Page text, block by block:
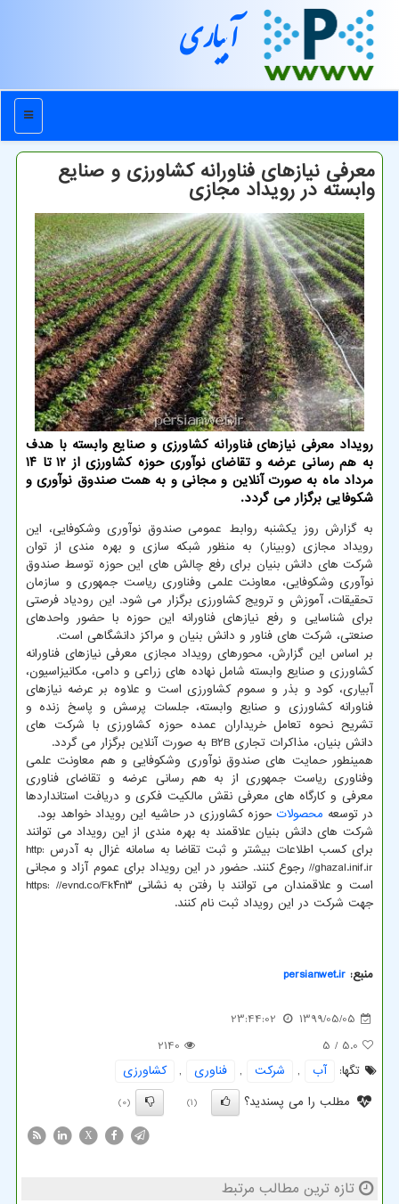
آبیاری
منو
معرفی نیازهای فناورانه كشاورزی و صنایع
وابسته در رویداد مجازی
رویداد معرفی نیازهای فناورانه كشاورزی و صنایع وابسته با هدف
به هم رسانی عرضه و تقاضای نوآوری حوزه كشاورزی از ۱۲ تا ۱۴
مرداد ماه به صورت آنلاین و مجانی و به همت صندوق نوآوری و
شكوفایی برگزار می گردد.
به گزارش روز یکشنبه روابط عمومی صندوق نوآوری وشکوفایی، این
رویداد مجازی (وبینار) به منظور شبکه سازی و بهره مندی از توان
شرکت های دانش بنیان برای رفع چالش های این حوزه توسط صندوق
نوآوری وشکوفایی، معاونت علمی وفناوری ریاست جمهوری و سازمان
تحقیقات، آموزش و ترویج کشاورزی برگزار می شود. این رودیاد فرصتی
برای شناسایی و رفع نیازهای فناورانه این حوزه با حضور واحدهای
صنعتی، شرکت های فناور و دانش بنیان و مراکز دانشگاهی است.
بر اساس این گزارش، محورهای رویداد مجازی معرفی نیازهای فناورانه
کشاورزی و صنایع وابسته شامل نهاده های زراعی و دامی، مکانیزاسیون،
آبیاری، کود و بذر و سموم کشاورزی است و علاوه بر عرضه نیازهای
فناورانه کشاورزی و صنایع وابسته، جلسات پرسش و پاسخ زنده و
تشریح نحوه تعامل خریداران عمده حوزه کشاورزی با شرکت های
دانش بنیان، مذاکرات تجاری B۲B به صورت آنلاین برگزار می گردد.
همینطور حمایت های صندوق نوآوری وشکوفایی و هم معاونت علمی
وفناوری ریاست جمهوری از به هم رسانی عرضه و تقاضای فناوری
معرفی و کارگاه های معرفی نقش مالکیت فکری و دریافت استانداردها
در توسعه محصولات حوزه کشاورزی در حاشیه این رویداد خواهد بود.
شرکت های دانش بنیان علاقمند به بهره مندی از این رویداد می توانند
برای کسب اطلاعات بیشتر و ثبت تقاضا به سامانه غزال به آدرس http:
//ghazal.inif.ir رجوع کنند. حضور در این رویداد برای عموم آزاد و مجانی
است و علاقمندان می توانند با رفتن به نشانی https: //evnd.co/Fk۴n۳
جهت شرکت در این رویداد ثبت نام کنند.
منبع: persianwet.ir
1399/05/05
23:44:02
5.0
/ 5
2140
تگها:
آب , شركت , فناوری ,
كشاورزی
مطلب را می پسندید؟
(1)
(0)
X
تازه ترین مطالب مرتبط